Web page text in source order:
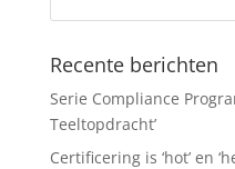
Recente berichten
Serie Compliance
Teeltopdracht’
Certificering is ‘hot’ en